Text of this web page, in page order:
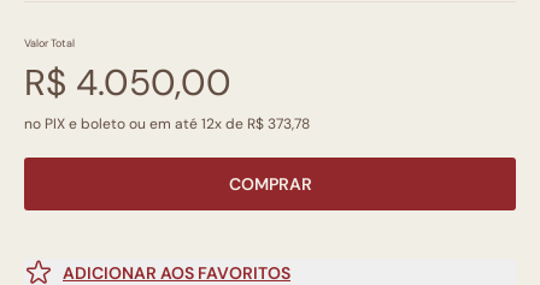
Valor Total
R$ 4.050,00
no PIX e boleto ou em até 12x de R$ 373,78
COMPRAR
ADICIONAR AOS FAVORITOS